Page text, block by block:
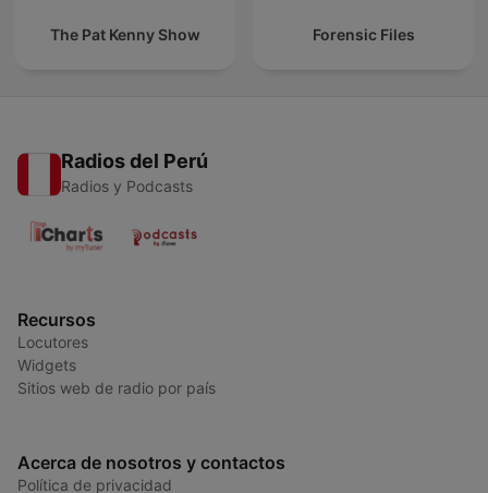
The Pat Kenny Show Forensic Files
Radios del Perú
Radios y Podcasts
Recursos
Locutores
Widgets
Sitios web de radio por país
Acerca de nosotros y contactos
Política de privacidad